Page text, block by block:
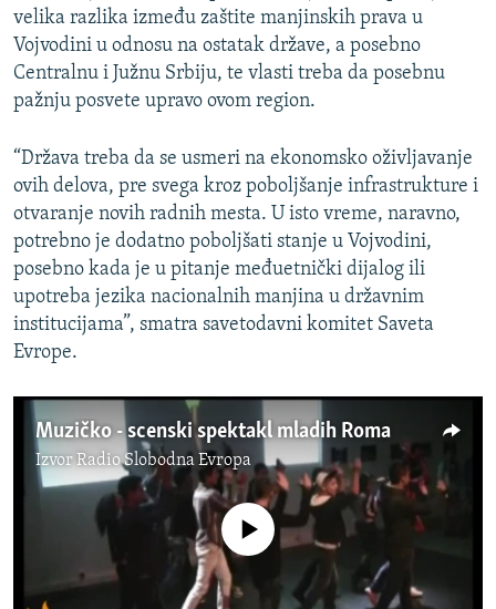
velika razlika između zaštite manjinskih prava u
Vojvodini u odnosu na ostatak države, a posebno
Centralnu i Južnu Srbiju, te vlasti treba da posebnu
pažnju posvete upravo ovom region.
“Država treba da se usmeri na ekonomsko oživljavanje
ovih delova, pre svega kroz poboljšanje infrastrukture i
otvaranje novih radnih mesta. U isto vreme, naravno,
potrebno je dodatno poboljšati stanje u Vojvodini,
posebno kada je u pitanje međuetnički dijalog ili
upotreba jezika nacionalnih manjina u državnim
institucijama”, smatra savetodavni komitet Saveta
Evrope.
Muzičko - scenski spektakl mladih Roma
Izvor Radio Slobodna Evropa
No media source currently available